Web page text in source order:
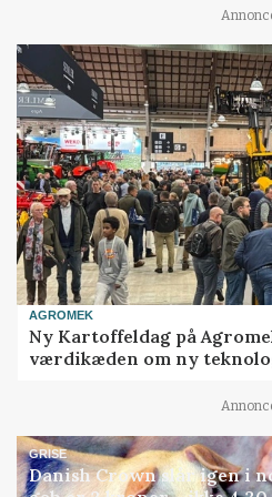
AGROMEK
Ny Kartoffeldag på
værdikæden om ny
GRISE
Danish Crown slår igen i